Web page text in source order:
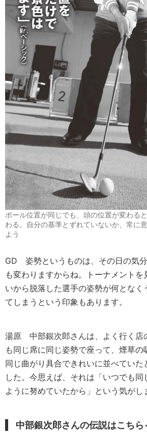
ボール位置が同じでも、頭の位置が変わる
わる。自分の基準とずれていないか、常に
よう
GD 姿勢というものは、その日の気
も変わりますからね。トーナメント
いから脱落した選手の姿勢が何となく
てしまうという印象もあります。
湯原 中部銀次郎さんは、よく行く店
も同じ席に同じ姿勢で座って、煙草の
同じ曲がり具合できれいに並べていた
した。今思えば、それは「いつでも同
ように努めていたから」という気がし
中部銀次郎さんの伝説はこち